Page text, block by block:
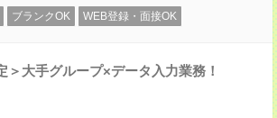
ブランクOK WEB登録・面接OK
＞大手グループ×データ入力業務！